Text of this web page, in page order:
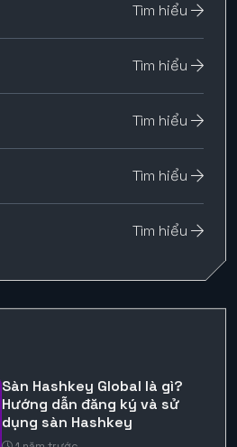
Tìm hiểu
Tìm hiểu
Tìm hiểu
Tìm hiểu
Tìm hiểu
Sàn Hashkey Global là gì?
Hướng dẫn đăng ký và sử
dụng sàn Hashkey